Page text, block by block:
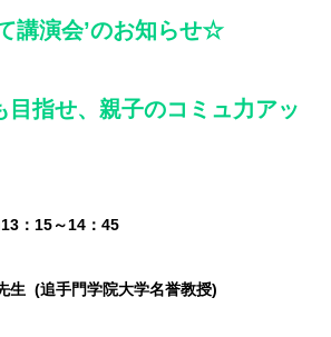
講演会’のお知らせ☆
目指せ、親子のコミュ力アッ
： 15～14 ： 45
生 (追手門学院大学名誉教授)